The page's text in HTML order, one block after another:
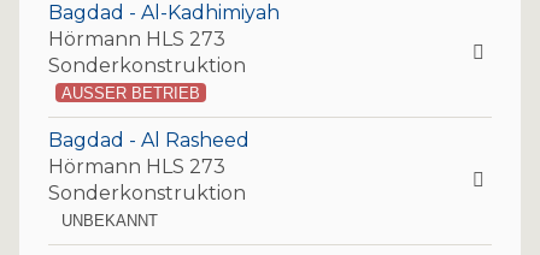
Bagdad - Al-Kadhimiyah
Hörmann HLS 273
Sonderkonstruktion
AUSSER BETRIEB
Bagdad - Al Rasheed
Hörmann HLS 273
Sonderkonstruktion
UNBEKANNT